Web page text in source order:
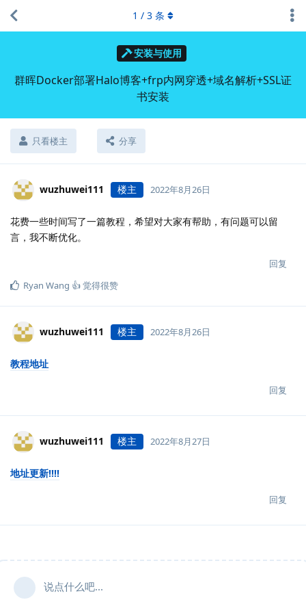
安装与使用
群晖Docker部署Halo博客+frp内网穿透+域名解析+SSL证
书安装
只看楼主 分享
1 / 3 条
wuzhuwei111 楼主 2022年8月26日
花费一些时间写了一篇教程，希望对大家有帮助，有问题可以留
言，我不断优化。
回复
Ryan Wang 👍觉得很赞
wuzhuwei111 楼主 2022年8月26日
教程地址
回复
wuzhuwei111 楼主 2022年8月27日
地址更新!!!!
回复
说点什么吧...